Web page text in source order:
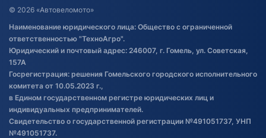
Договор публичной оферты
Обработка файлов cookie
Постановка транспорта на учет
Обновления в ЭПТС 2024
© 2026 «Автовеломото»
Наименование юридического лица: Общество с ограниченной
ответственностью "ТехноАгро".
Юридический и почтовый адрес: 246007, г. Гомель, ул. Советская,
157А
Госрегистрация: решения Гомельского городского исполнительного
комитета от 10.05.2023 г.,
в Едином государственном регистре юридических лиц и
индивидуальных предпринимателей.
Свидетельство о государственной регистрации №491051737, УНП
№491051737.